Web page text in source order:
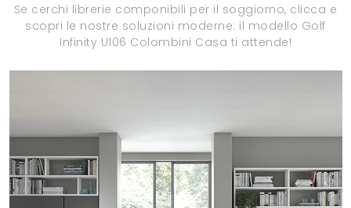
Se cerchi librerie componibili per il soggiorno, clicca e
scopri le nostre soluzioni moderne: il modello Golf
Infinity U106 Colombini Casa ti attende!